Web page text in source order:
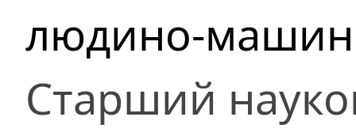
людино-
Старший